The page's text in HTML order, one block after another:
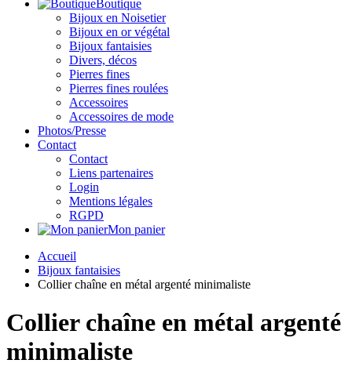
Boutique
Bijoux en Noisetier
Bijoux en or végétal
Bijoux fantaisies
Divers, décos
Pierres fines
Pierres fines roulées
Accessoires
Accessoires de mode
Photos/Presse
Contact
Contact
Liens partenaires
Login
Mentions légales
RGPD
Mon panier
Accueil
Bijoux fantaisies
Collier chaîne en métal argenté minimaliste
Collier chaîne en métal argenté
minimaliste